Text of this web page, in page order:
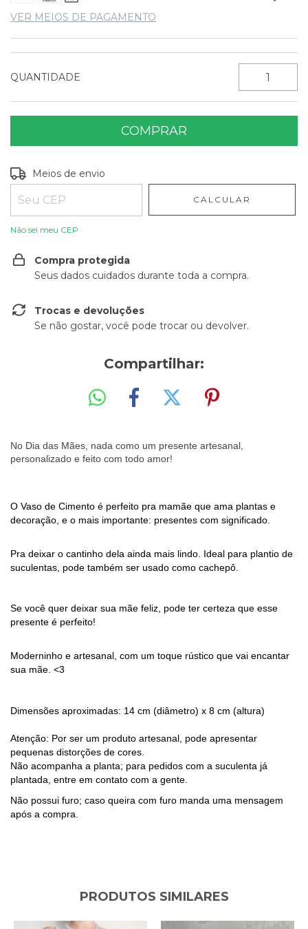
VER MEIOS DE PAGAMENTO
QUANTIDADE
Entregas para o CEP:
Meios de envio
CALCULAR
Não sei meu CEP
Compra protegida
Seus dados cuidados durante toda a compra.
Trocas e devoluções
Se não gostar, você pode trocar ou devolver.
Compartilhar:
No Dia das Mães, nada como um presente artesanal,
personalizado e feito com todo amor!
O Vaso de Cimento é perfeito pra mamãe que ama plantas e
decoração, e o mais importante: presentes com significado.
Pra deixar o cantinho dela ainda mais lindo. Ideal para plantio de
suculentas, pode também ser usado como cachepô.
Se você quer deixar sua mãe feliz, pode ter certeza que esse
presente é perfeito!
Moderninho e artesanal, com um toque rústico que vai encantar
sua mãe. <3
Dimensões aproximadas: 14 cm (diâmetro) x 8 cm (altura)
Atenção: Por ser um produto artesanal, pode apresentar
pequenas distorções de cores.
Não acompanha a planta; para pedidos com a suculenta já
plantada, entre em contato com a gente.
Não possui furo; caso queira com furo manda uma mensagem
após a compra.
PRODUTOS SIMILARES